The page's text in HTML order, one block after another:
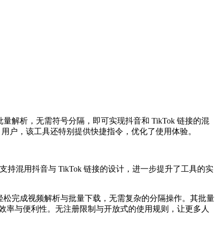
解析，无需符号分隔，即可实现抖音和 TikTok 链接的混
户，该工具还特别提供快捷指令，优化了使用体验。
持混用抖音与 TikTok 链接的设计，进一步提升了工具的实
完成视频解析与批量下载，无需复杂的分隔操作。其批量
与便利性。无注册限制与开放式的使用规则，让更多人